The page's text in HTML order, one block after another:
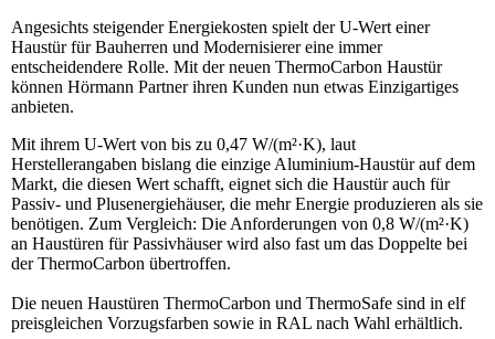
Angesichts steigender Energiekosten spielt der U-Wert einer
Haustür für Bauherren und Modernisierer eine immer
entscheidendere Rolle. Mit der neuen ThermoCarbon Haustür
können Hörmann Partner ihren Kunden nun etwas Einzigartiges
anbieten.
Mit ihrem U-Wert von bis zu 0,47 W/(m²·K), laut
Herstellerangaben bislang die einzige Aluminium-Haustür auf dem
Markt, die diesen Wert schafft, eignet sich die Haustür auch für
Passiv- und Plusenergiehäuser, die mehr Energie produzieren als sie
benötigen. Zum Vergleich: Die Anforderungen von 0,8 W/(m²·K)
an Haustüren für Passivhäuser wird also fast um das Doppelte bei
der ThermoCarbon übertroffen.
Die neuen Haustüren ThermoCarbon und ThermoSafe sind in elf
preisgleichen Vorzugsfarben sowie in RAL nach Wahl erhältlich.